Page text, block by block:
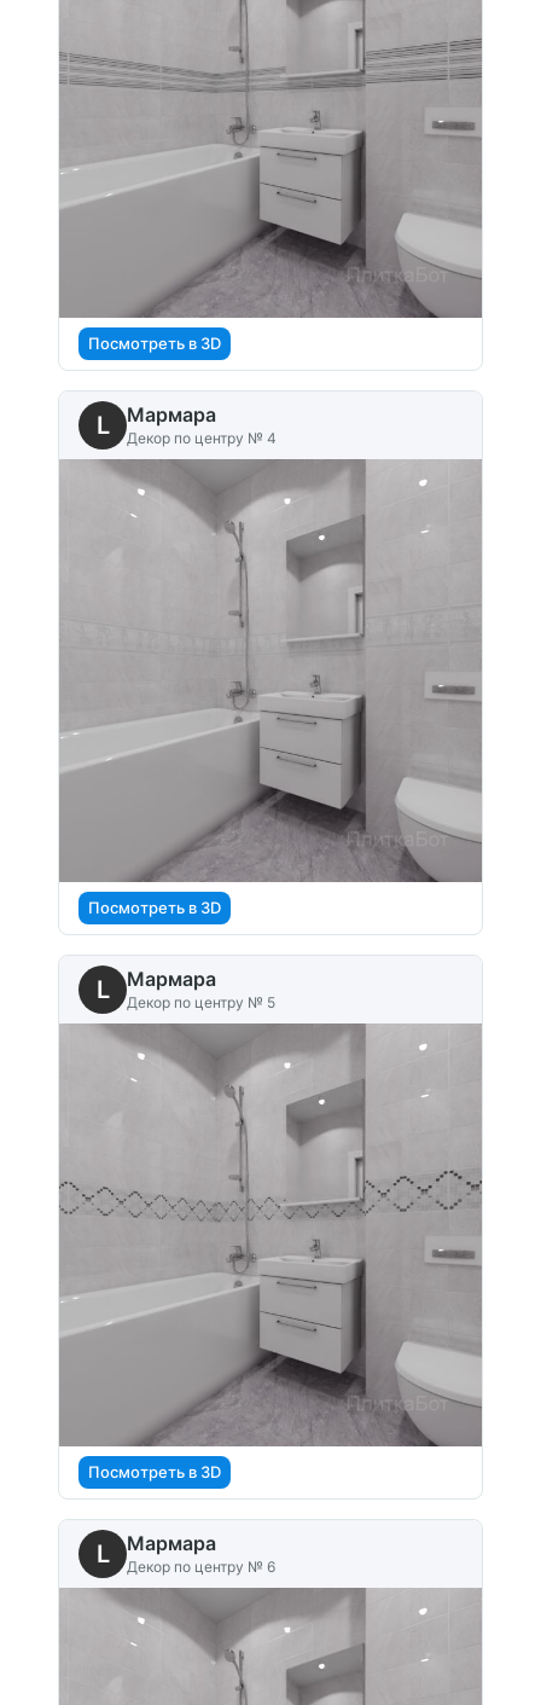
Посмотреть в 3D
L Мармара
Декор по центру № 4
Посмотреть в 3D
L Мармара
Декор по центру № 5
Посмотреть в 3D
L Мармара
Декор по центру № 6